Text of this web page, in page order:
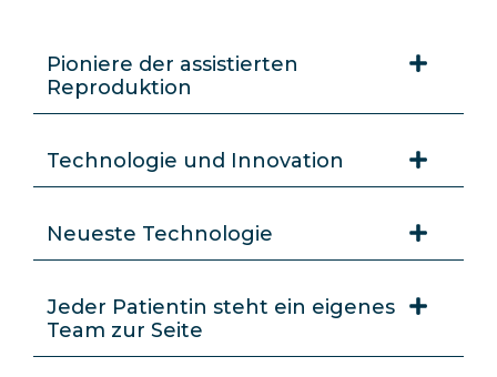
Pioniere der assistierten
Reproduktion
Technologie und Innovation
Neueste Technologie
Jeder Patientin steht ein eigenes
Team zur Seite